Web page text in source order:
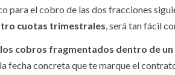
para el cobro de las dos fracciones
cuotas trimestrales, será tan fácil
cobros fragmentados dentro de
fecha concreta que te marque el